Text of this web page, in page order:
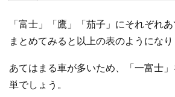
「富士」「鷹」「茄子」にそれぞれ
まとめてみると以上の表のようになり
あてはまる車が多いため、「一富士
単でしょう。